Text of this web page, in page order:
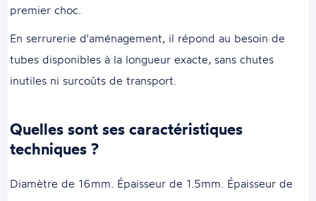
premier choc.
En serrurerie d'aménagement, il répond au besoin de
tubes disponibles à la longueur exacte, sans chutes
inutiles ni surcoûts de transport.
Quelles sont ses caractéristiques
techniques ?
Diamètre de 16mm. Épaisseur de 1.5mm. Épaisseur de